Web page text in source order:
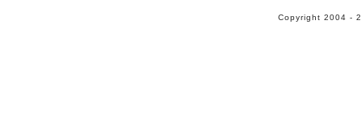
Copyright 2004 -